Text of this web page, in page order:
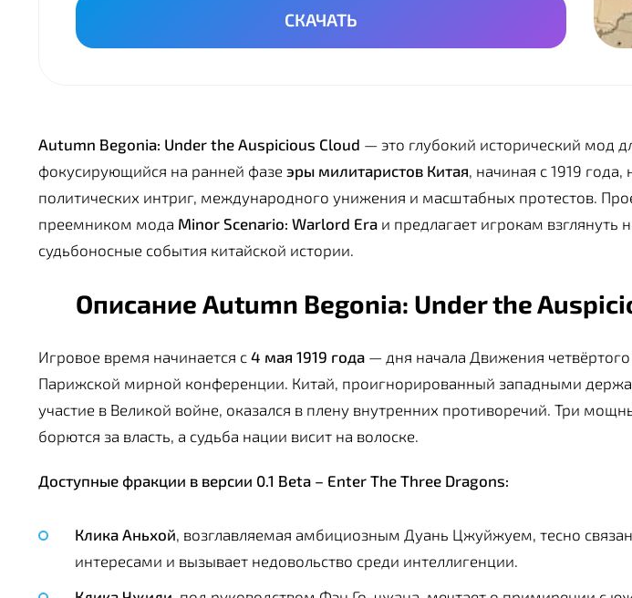
СКАЧАТЬ
Autumn Begonia: Under the Auspicious Cloud — это глубокий исторический мод
фокусирующийся на ранней фазе эры милитаристов Китая, начиная с 1919 года,
политических интриг, международного унижения и масштабных протестов.
преемником мода Minor Scenario: Warlord Era и предлагает игрокам взглянуть
судьбоносные события китайской истории.
Описание Autumn Begonia: Under the
Игровое время начинается с 4 мая 1919 года — дня начала Движения
Парижской мирной конференции. Китай, проигнорированный западными
участие в Великой войне, оказался в плену внутренних противоречий. Три
борются за власть, а судьба нации висит на волоске.
Доступные фракции в версии 0.1 Beta – Enter The Three Dragons:
Клика Аньхой, возглавляемая амбициозным Дуань Цжуйжуем, тесно
интересами и вызывает недовольство среди интеллигенции.